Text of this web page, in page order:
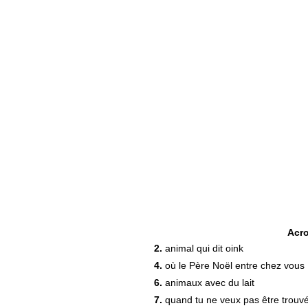
2. animal qui dit oink
4. où le Père Noël entre chez vous
6. animaux avec du lait
7. quand tu ne veux pas être